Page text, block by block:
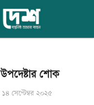
শোক
সেপ্টেম্বর ২০২৫